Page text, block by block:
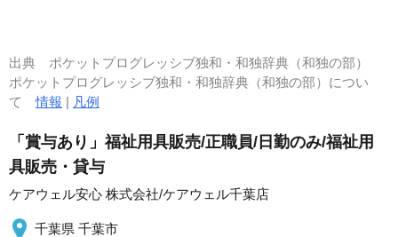
出典 ポケットプログレッシブ独和・和独辞典（和独の部）
ポケットプログレッシブ独和・和独辞典（和独の部）につい
て情報 | 凡例
「賞与あり」福祉用具販売/正職員/日勤のみ/福祉用
具販売・貸与
ケアウェル安心 株式会社/ケアウェル千葉店
千葉県 千葉市